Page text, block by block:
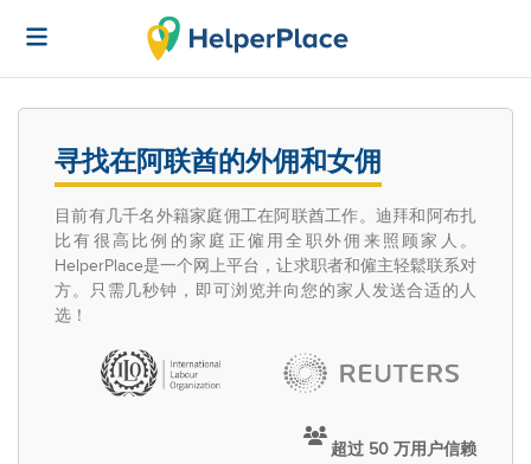
寻找在阿联酋的外佣和女佣
目前有几千名外籍家庭佣工在阿联酋工作。迪拜和阿布扎
比有很高比例的家庭正僱用全职外佣来照顾家人。
HelperPlace是一个网上平台，让求职者和僱主轻鬆联系对
方。只需几秒钟，即可浏览并向您的家人发送合适的人
选！
超过 50 万用户信赖